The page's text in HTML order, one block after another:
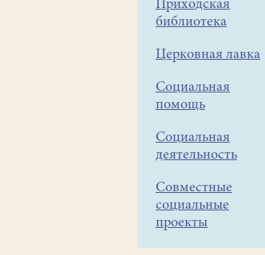
Приходская
библиотека
Церковная лавка
Социальная
помощь
Социальная
деятельность
Совместные
социальные
проекты